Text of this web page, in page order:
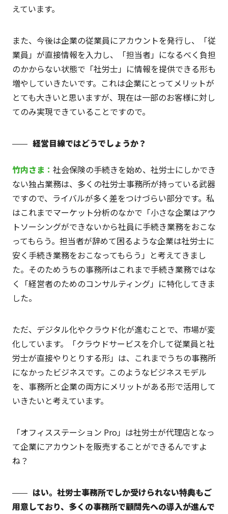
えています。
また、今後は企業の従業員にアカウントを発行し、「従
業員」が直接情報を入力し、「担当者」になるべく負担
のかからない状態で「社労士」に情報を提供できる形も
増やしていきたいです。これは企業にとってメリットが
とても大きいと思いますが、現在は一部のお客様に対し
てのみ実現できていることですので。
経営目線ではどうでしょうか？
竹内さま ： 社会保険の手続きを始め、社労士にしかでき
ない独占業務は、多くの社労士事務所が持っている武器
ですので、ライバルが多く差をつけづらい部分です。私
はこれまでマーケット分析のなかで「小さな企業はアウ
トソーシングができないから社員に手続き業務をおこな
ってもらう。担当者が辞めて困るような企業は社労士に
安く手続き業務をおこなってもらう」と考えてきまし
た。そのためうちの事務所はこれまで手続き業務ではな
く「経営者のためのコンサルティング」に特化してきま
した。
ただ、デジタル化やクラウド化が進むことで、市場が変
化しています。「クラウドサービスを介して従業員と社
労士が直接やりとりする形」は、これまでうちの事務所
になかったビジネスです。このようなビジネスモデル
を、事務所と企業の両方にメリットがある形で活用して
いきたいと考えています。
「オフィスステーション Pro」は社労士が代理店となっ
て企業にアカウントを販売することができるんですよ
ね？
はい。社労士事務所でしか受けられない特典もご
用意しており、多くの事務所で顧問先への導入が進んで